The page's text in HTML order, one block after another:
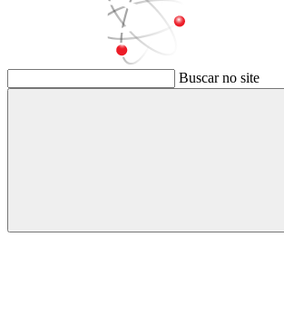
Buscar no site
Buscar